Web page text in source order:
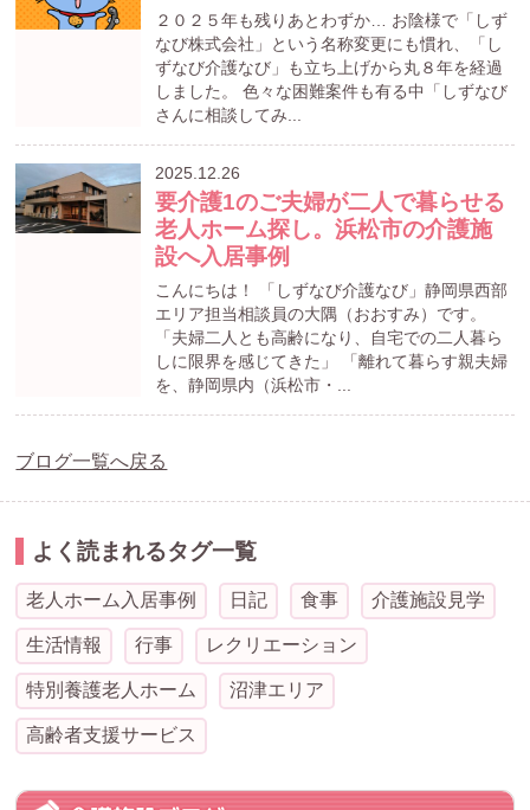
２０２５年も残りあとわずか… お陰様で「しず
なび株式会社」という名称変更にも慣れ、「し
ずなび介護なび」も立ち上げから丸８年を経過
しました。 色々な困難案件も有る中「しずなび
さんに相談してみ...
2025.12.26
要介護1のご夫婦が二人で暮らせる
老人ホーム探し。浜松市の介護施
設へ入居事例
こんにちは！ 「しずなび介護なび」静岡県西部
エリア担当相談員の大隅（おおすみ）です。
「夫婦二人とも高齢になり、自宅での二人暮ら
しに限界を感じてきた」 「離れて暮らす親夫婦
を、静岡県内（浜松市・...
ブログ一覧へ戻る
よく読まれるタグ一覧
老人ホーム入居事例 日記 食事 介護施設見学
生活情報 行事 レクリエーション
特別養護老人ホーム 沼津エリア
高齢者支援サービス